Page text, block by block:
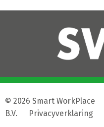
© 2026 Smart WorkPlace
B.V.
Privacyverklaring